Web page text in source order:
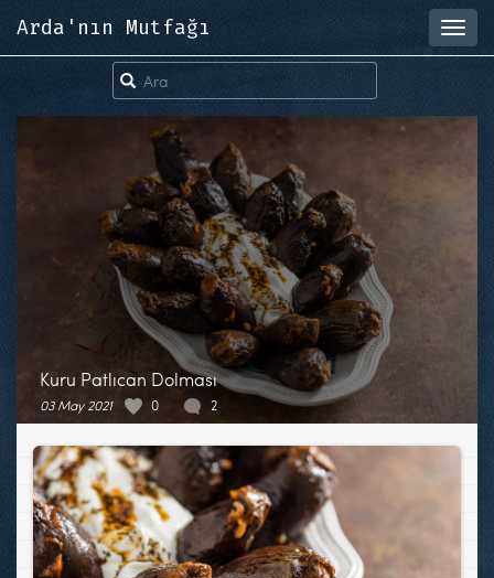
Arda'nın Mutfağı
Kuru Patlıcan Dolması
03 May 2021 0 2